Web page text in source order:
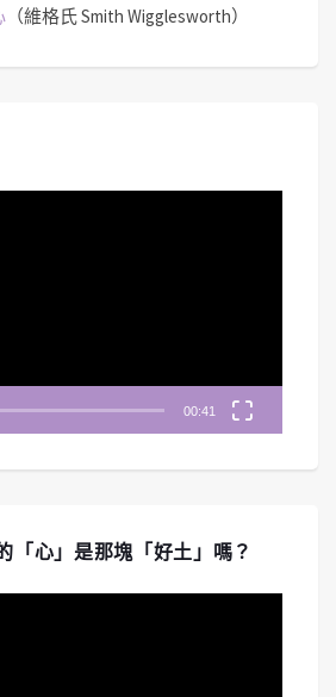
（維格氏 Smith Wigglesworth）
00:41
「心」是那塊「好土」嗎？